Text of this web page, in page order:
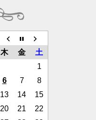
木 金
土
1
6 7
8
13 14
15
20 21
22